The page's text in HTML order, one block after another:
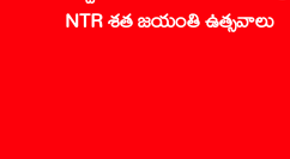
NTR శత జయంతి ఉత్సవాలు